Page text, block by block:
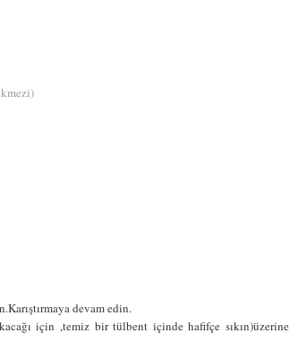
devam edin.
için ,temiz bir tülbent içinde hafifçe sıkın)üzerine